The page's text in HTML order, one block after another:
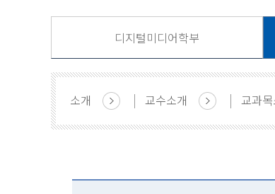
디지털미디어학부
소개 교수소개 교과